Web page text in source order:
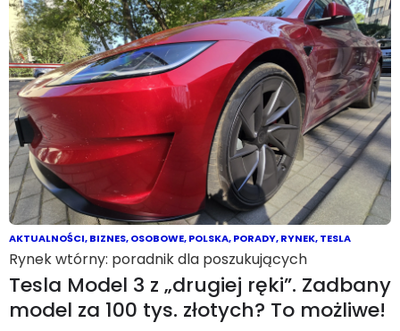
AKTUALNOŚCI,BIZNES,OSOBOWE,POLSKA,PORADY,RYNEK,TESLA
Rynek wtórny: poradnik dla poszukujących
Tesla Model 3 z „drugiej ręki”. Zadbany
model za 100 tys. złotych? To możliwe!